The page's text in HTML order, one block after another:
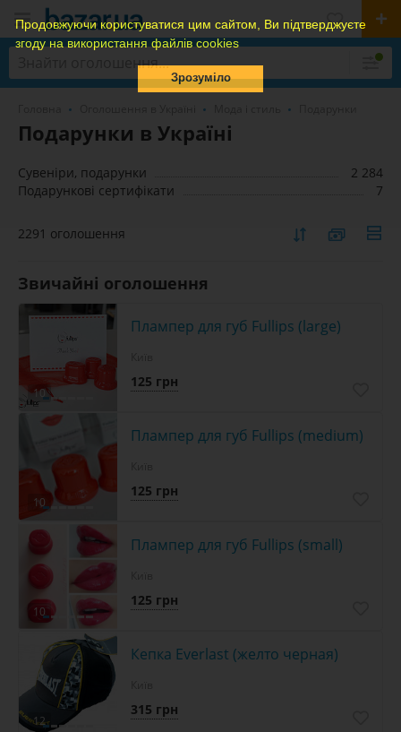
Продовжуючи користуватися цим сайтом, Ви підтверджуєте
згоду на використання файлів cookies
Зрозуміло
Подарунки в Україні
Сувеніри, подарунки
2 284
Подарункові сертифікати
7
2291 оголошення
Звичайні оголошення
10
Плампер для губ Fullips (large)
125 грн
10
Плампер для губ Fullips (medium)
125 грн
10
Плампер для губ Fullips (small)
125 грн
12
Кепка Everlast (желто черная)
315 грн